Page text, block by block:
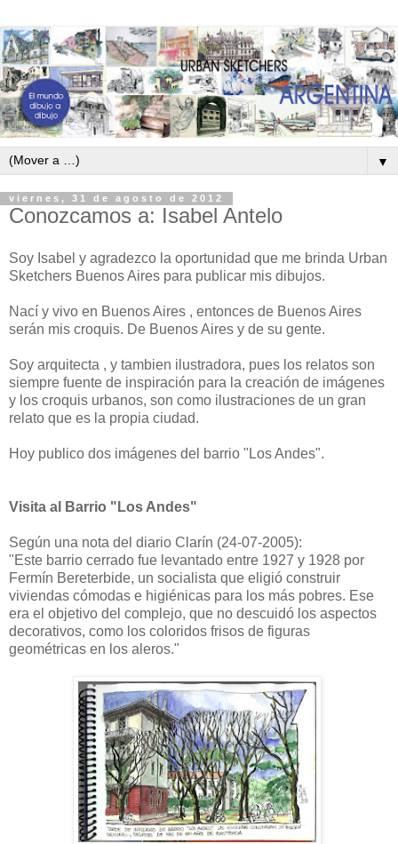
▼
viernes, 31 de agosto de 2012
Conozcamos a: Isabel Antelo
Soy Isabel y agradezco la oportunidad que me brinda Urban
Sketchers Buenos Aires para publicar mis dibujos.
Nací y vivo en Buenos Aires , entonces de Buenos Aires
serán mis croquis. De Buenos Aires y de su gente.
Soy arquitecta , y tambien ilustradora, pues los relatos son
siempre fuente de inspiración para la creación de imágenes
y los croquis urbanos, son como ilustraciones de un gran
relato que es la propia ciudad.
Hoy publico dos imágenes del barrio "Los Andes".
Visita al Barrio "Los Andes"
Según una nota del diario Clarín (24-07-2005):
"Este barrio cerrado fue levantado entre 1927 y 1928 por
Fermín Bereterbide, un socialista que eligió construir
viviendas cómodas e higiénicas para los más pobres. Ese
era el objetivo del complejo, que no descuidó los aspectos
decorativos, como los coloridos frisos de figuras
geométricas en los aleros."